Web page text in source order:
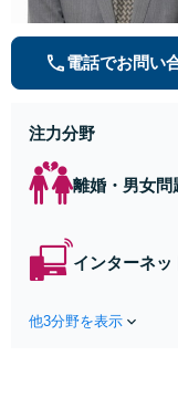
電話でお問い
注力分野
離婚・男女問
インターネッ
他3分野を表示